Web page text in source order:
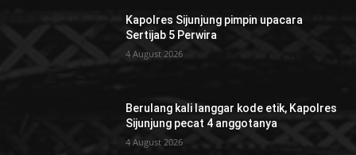
Kapolres Sijunjung pimpin upacara
Sertijab 5 Perwira
4 August 2026
Berulang kali langgar kode etik, Kapolres
Sijunjung pecat 4 anggotanya
4 August 2026